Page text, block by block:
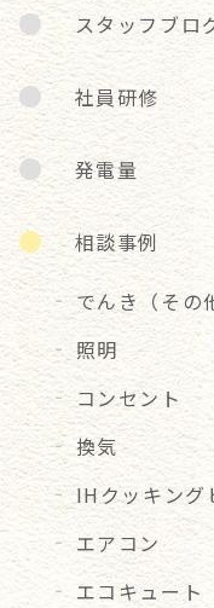
スタッフブロ
社員研修
発電量
相談事例
でんき（その
照明
コンセント
換気
IHクッキング
エアコン
エコキュート